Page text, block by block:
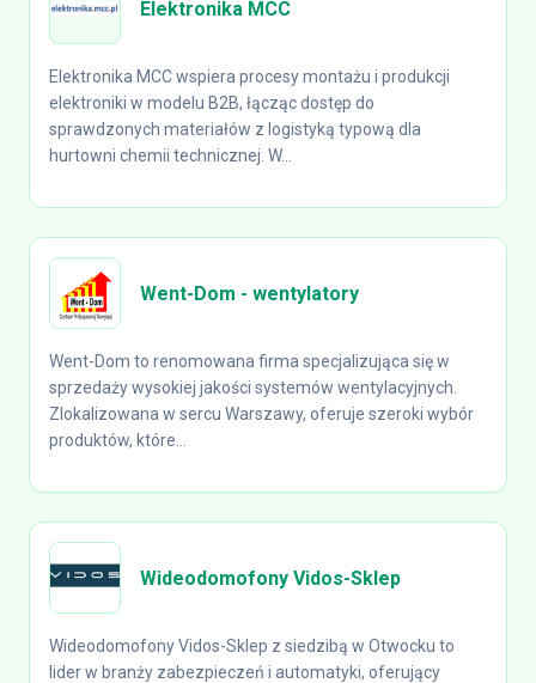
Elektronika MCC
Elektronika MCC wspiera procesy montażu i produkcji
elektroniki w modelu B2B, łącząc dostęp do
sprawdzonych materiałów z logistyką typową dla
hurtowni chemii technicznej. W...
Went-Dom - wentylatory
Went-Dom to renomowana firma specjalizująca się w
sprzedaży wysokiej jakości systemów wentylacyjnych.
Zlokalizowana w sercu Warszawy, oferuje szeroki wybór
produktów, które...
Wideodomofony Vidos-Sklep
Wideodomofony Vidos-Sklep z siedzibą w Otwocku to
lider w branży zabezpieczeń i automatyki, oferujący